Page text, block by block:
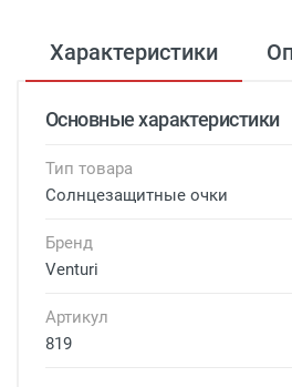
Характеристики
Основные характеристики
Тип товара
Солнцезащитные очки
Бренд
Venturi
Артикул
819